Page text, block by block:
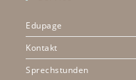
Edupage
Kontakt
Sprechstunden